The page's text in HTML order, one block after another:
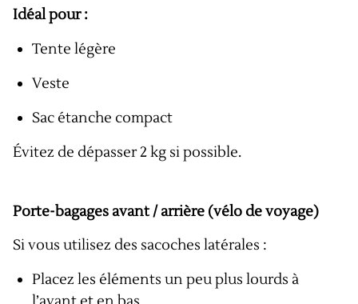
Idéal pour :
Tente légère
Veste
Sac étanche compact
Évitez de dépasser 2 kg si possible.
Porte-bagages avant / arrière (vélo de voyage)
Si vous utilisez des sacoches latérales :
Placez les éléments un peu plus lourds à